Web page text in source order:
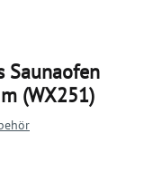
Saunaofen
(WX251)